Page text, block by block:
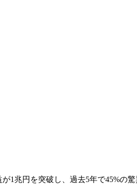
1兆円を突破し、過去5年で45%の